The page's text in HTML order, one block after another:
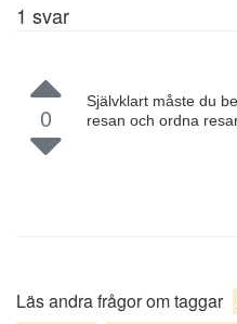
1 svar
0
Självklart måste du
resan och ordna
Läs andra frågor om taggar